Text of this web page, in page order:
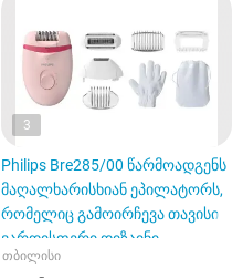
3
Philips Bre285/00 წარმოადგენს
მაღალხარისხიან ეპილატორს,
რომელიც გამოირჩევა თავისი
ვარდისფერი დიზაინი
თბილისი